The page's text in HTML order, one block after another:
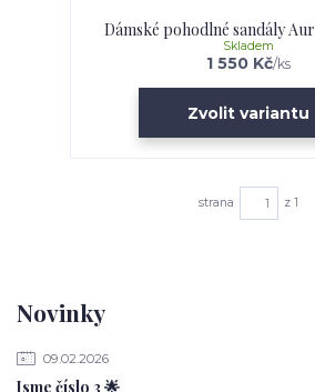
Novinky
09.02.2026
Jsme číslo 3 🌟
Dámské pohodlné sandály
1 550 Kč/ks
Skladem
Zvolit variantu
strana z 1